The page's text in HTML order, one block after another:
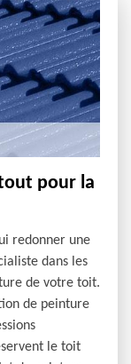
pour la
redonner une
dans les
de votre toit.
de peinture
le toit